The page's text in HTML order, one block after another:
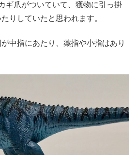
ギ爪がついていて、獲物に引っ掛
りしていたと思われます。
中指にあたり、薬指や小指はあり